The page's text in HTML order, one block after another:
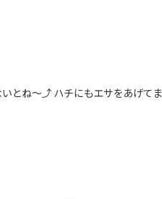
とね～⤴️ ハチにもエサをあげてま